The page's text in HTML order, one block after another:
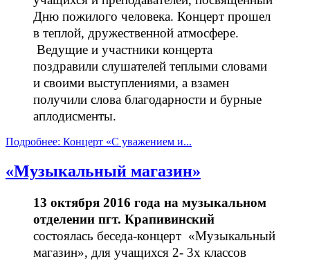
Дню пожилого человека. Концерт прошел
в теплой, дружественной атмосфере.
Ведущие и участники концерта
поздравили слушателей теплыми словами
и своими выступлениями, а взамен
получили слова благодарности и бурные
аплодисменты.
Подробнее: Концерт «С уважением и...
«Музыкальный магазин»
13 октября 2016 года на музыкальном
отделении пгт. Крапивинский
состоялась беседа-концерт «Музыкальный
магазин», для учащихся 2- 3х классов